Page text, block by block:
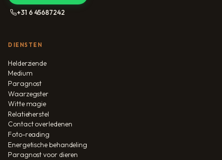
+31 6 45687242
DIENSTEN
Helderziende
Medium
Paragnost
Waarzegster
Witte magie
Relatieherstel
Contact overledenen
Foto-reading
Energetische behandeling
Paragnost voor dieren